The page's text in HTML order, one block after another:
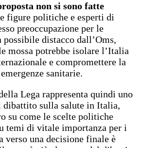
non si sono fatte
figure politiche e esperti di
preoccupazione per le
possibile distacco dall’Oms,
mossa potrebbe isolare l’Italia
e compromettere la
sanitarie.
Lega rappresenta quindi uno
dibattito sulla salute in Italia,
su come le scelte politiche
temi di vitale importanza per i
verso una decisione finale è